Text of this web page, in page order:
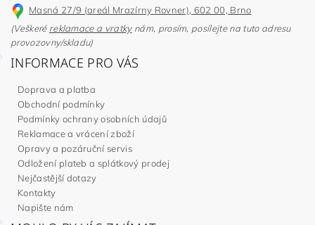
Masná 27/9 (areál Mrazírny Rovner), 602 00, Brno
(Veškeré reklamace a vratkynám, prosím, posílejte na tuto adresu
provozovny/skladu)
INFORMACE PRO VÁS
Doprava a platba
Obchodní podmínky
Podmínky ochrany osobních údajů
Reklamace a vrácení zboží
Opravy a pozáruční servis
Odložení plateb a splátkový prodej
Nejčastější dotazy
Kontakty
Napište nám